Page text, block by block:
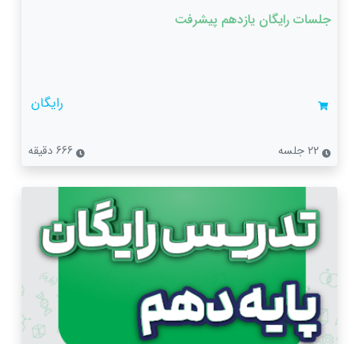
جلسات رایگان یازدهم پیشرفت
رایگان